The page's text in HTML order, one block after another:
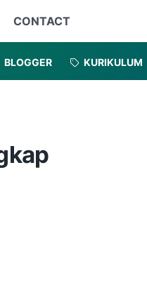
CONTACT
BLOGGER KURIKULUM